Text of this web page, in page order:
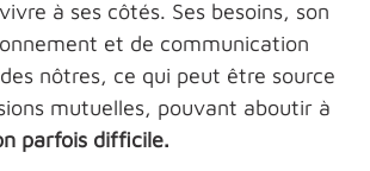
à ses côtés. Ses besoins, son
et de communication
nôtres, ce qui peut être source
mutuelles, pouvant aboutir à
parfois difficile.